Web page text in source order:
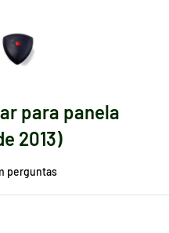
para panela
2013)
perguntas